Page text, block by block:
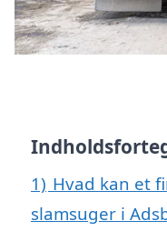
1) Hvad kan et
slamsuger i